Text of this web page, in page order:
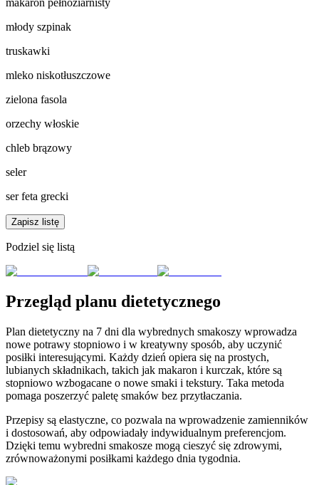
makaron pełnoziarnisty
młody szpinak
truskawki
mleko niskotłuszczowe
zielona fasola
orzechy włoskie
chleb brązowy
seler
ser feta grecki
Zapisz listę
Podziel się listą
Przegląd planu dietetycznego
Plan dietetyczny na 7 dni dla wybrednych smakoszy wprowadza
nowe potrawy stopniowo i w kreatywny sposób, aby uczynić
posiłki interesującymi. Każdy dzień opiera się na prostych,
lubianych składnikach, takich jak makaron i kurczak, które są
stopniowo wzbogacane o nowe smaki i tekstury. Taka metoda
pomaga poszerzyć paletę smaków bez przytłaczania.
Przepisy są elastyczne, co pozwala na wprowadzenie zamienników
i dostosowań, aby odpowiadały indywidualnym preferencjom.
Dzięki temu wybredni smakosze mogą cieszyć się zdrowymi,
zrównoważonymi posiłkami każdego dnia tygodnia.